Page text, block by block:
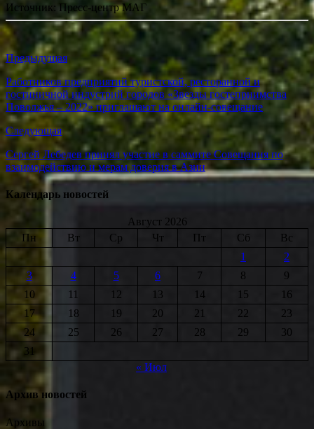
Источник: Пресс-центр МАГ
Предыдущая
Работников предприятий туристской, ресторанной и
гостиничной индустрий городов «Звезды гостеприимства
Поволжья ‒ 2022» приглашают на онлайн-совещание
Следующая
Сергей Лебедев принял участие в саммите Совещания по
взаимодействию и мерам доверия в Азии
Календарь новостей
Август 2026
Пн
Вт Ср Чт Пт Сб
Вс
1
2
3
4 5 6 7 8
9
10
11 12 13 14 15
16
17
18 19 20 21 22
23
24
25 26 27 28 29
30
31
« Июл
Архив новостей
Архивы